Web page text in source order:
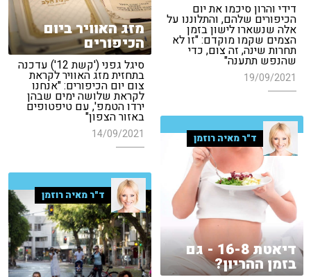
דידי והרון סיכמו את יום
הכיפורים שלהם, והתלוננו על
אלה שנשארו לישון בזמן
הצמים שקמו מוקדם: "זו לא
תחרות שינה, זה צום, כדי
שהנפש תתענה"
19/09/2021
מזג האוויר ביום
הכיפורים
סיגל גפני ('קשת 12') עדכנה
בתחזית מזג האוויר לקראת
צום יום הכיפורים: "אנחנו
לקראת שלושה ימים שבהן
ירדו הטמפ', עם טיפטופים
באזור הצפון"
14/09/2021 ד"ר מאיה רוזמן
דיאטת 16-8 - גם
בזמן ההריון?
ד"ר מאיה רוזמן